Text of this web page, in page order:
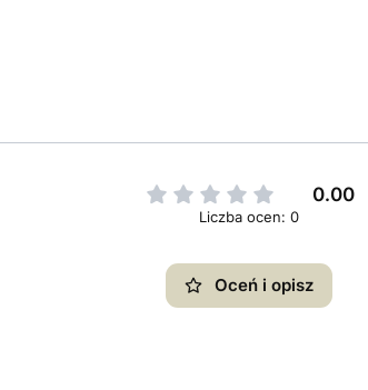
0.00
Liczba ocen: 0
Oceń i opisz